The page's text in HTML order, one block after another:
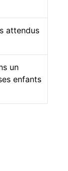
attendus
un
enfants